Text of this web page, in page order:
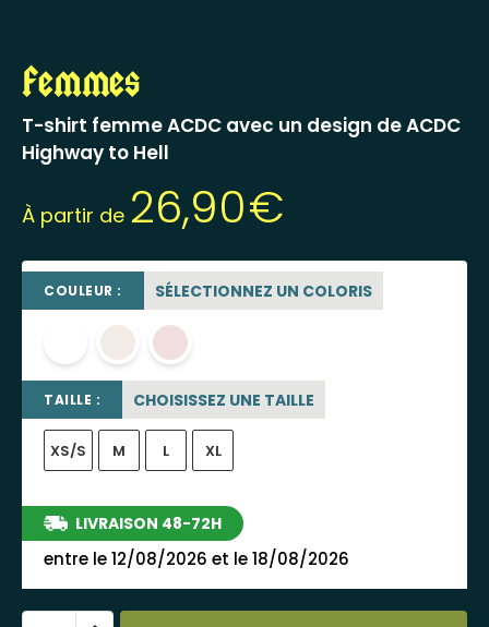
Femmes
T-shirt femme ACDC avec un design de ACDC
Highway to Hell
À partir de 26,90€
COULEUR : SÉLECTIONNEZ UN COLORIS
blanc
TAILLE : CHOISISSEZ UNE TAILLE
XS/S M L XL
LIVRAISON 48-72H
entre le 12/08/2026 et le 18/08/2026